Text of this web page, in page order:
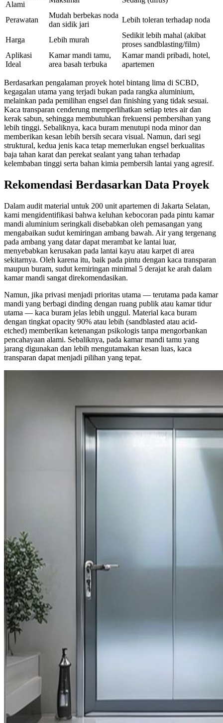
Alami
Perawatan
Mudah berbekas noda
dan sidik jari
Lebih toleran terhadap noda
Harga Lebih murah
Sedikit lebih mahal (akibat
proses sandblasting/film)
Aplikasi
Ideal
Kamar mandi tamu,
area basah terbuka
Kamar mandi pribadi, hotel,
apartemen
Berdasarkan pengalaman proyek hotel bintang lima di SCBD,
kegagalan utama yang terjadi bukan pada rangka aluminium,
melainkan pada pemilihan engsel dan finishing yang tidak sesuai.
Kaca transparan cenderung memperlihatkan setiap tetes air dan
kerak sabun, sehingga membutuhkan frekuensi pembersihan yang
lebih tinggi. Sebaliknya, kaca buram menutupi noda minor dan
memberikan kesan lebih bersih secara visual. Namun, dari segi
struktural, kedua jenis kaca tetap memerlukan engsel berkualitas
baja tahan karat dan perekat sealant yang tahan terhadap
kelembaban tinggi serta bahan kimia pembersih lantai yang agresif.
Rekomendasi Berdasarkan Data Proyek
Dalam audit material untuk 200 unit apartemen di Jakarta Selatan,
kami mengidentifikasi bahwa keluhan kebocoran pada pintu kamar
mandi aluminium seringkali disebabkan oleh pemasangan yang
mengabaikan sudut kemiringan ambang bawah. Air yang tergenang
pada ambang yang datar dapat merambat ke lantai luar,
menyebabkan kerusakan pada lantai kayu atau karpet di area
sekitarnya. Oleh karena itu, baik pada pintu dengan kaca transparan
maupun buram, sudut kemiringan minimal 5 derajat ke arah dalam
kamar mandi sangat direkomendasikan.
Namun, jika privasi menjadi prioritas utama — terutama pada kamar
mandi yang berbagi dinding dengan ruang publik atau kamar tidur
utama — kaca buram jelas lebih unggul. Material kaca buram
dengan tingkat opacity 90% atau lebih (sandblasted atau acid-
etched) memberikan ketenangan psikologis tanpa mengorbankan
pencahayaan alami. Sebaliknya, pada kamar mandi tamu yang
jarang digunakan dan lebih mengutamakan kesan luas, kaca
transparan dapat menjadi pilihan yang tepat.